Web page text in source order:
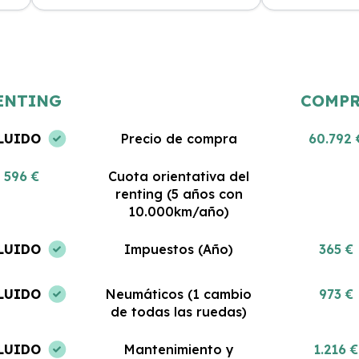
Precio de compra 60.792
596 €
Cuota orientativa del
renting (5 años con
10.000km/año)
Impuestos (Año) 365 €
Neumáticos (1 cambio
de todas las ruedas)
973 €
Mantenimiento y 1.216 €